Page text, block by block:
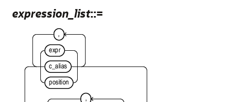
expression_list::=